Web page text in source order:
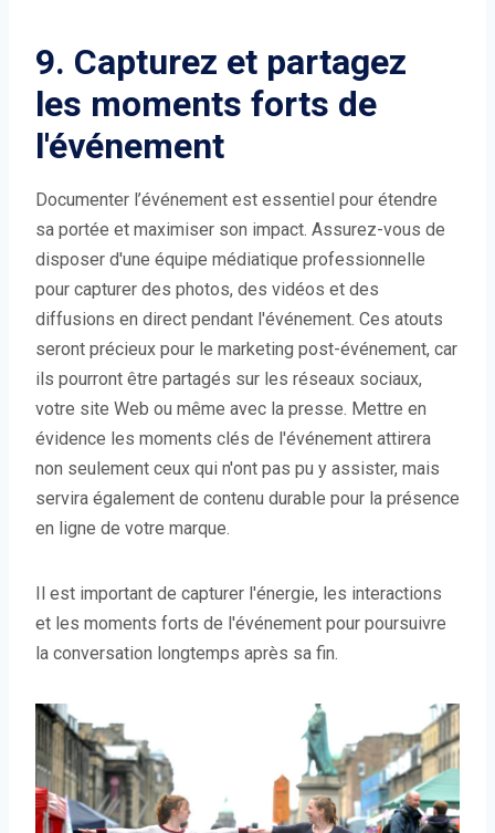
9. Capturez et partagez
les moments forts de
l'événement
Documenter l’événement est essentiel pour étendre
sa portée et maximiser son impact. Assurez-vous de
disposer d'une équipe médiatique professionnelle
pour capturer des photos, des vidéos et des
diffusions en direct pendant l'événement. Ces atouts
seront précieux pour le marketing post-événement, car
ils pourront être partagés sur les réseaux sociaux,
votre site Web ou même avec la presse. Mettre en
évidence les moments clés de l'événement attirera
non seulement ceux qui n'ont pas pu y assister, mais
servira également de contenu durable pour la présence
en ligne de votre marque.
Il est important de capturer l'énergie, les interactions
et les moments forts de l'événement pour poursuivre
la conversation longtemps après sa fin.